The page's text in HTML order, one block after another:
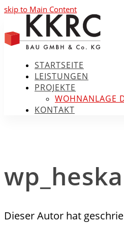
skip to Main Content
STARTSEITE
LEISTUNGEN
PROJEKTE
WOHNANLAGE
KONTAKT
Dieser Autor hat